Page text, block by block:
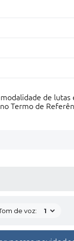
de
Termo de
de voz: